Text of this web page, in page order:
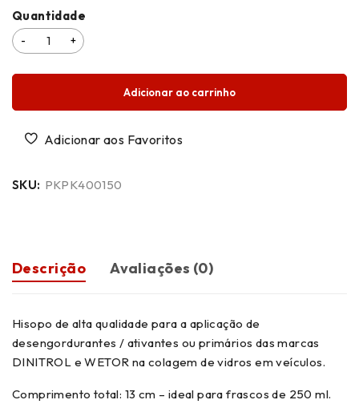
Quantidade
Adicionar ao carrinho
SKU: PKPK400150
Descrição Avaliações (0)
Hisopo de alta qualidade para a aplicação de
desengordurantes / ativantes ou primários das marcas
DINITROL e WETOR na colagem de vidros em veículos.
Comprimento total: 13 cm – ideal para frascos de 250 ml.